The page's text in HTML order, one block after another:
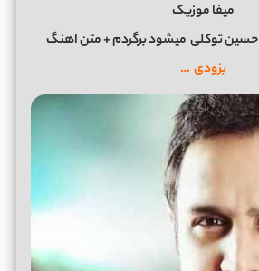
میفا موزیک
حسین توکلی میشود برگردم + متن اهنگ
بزودی …